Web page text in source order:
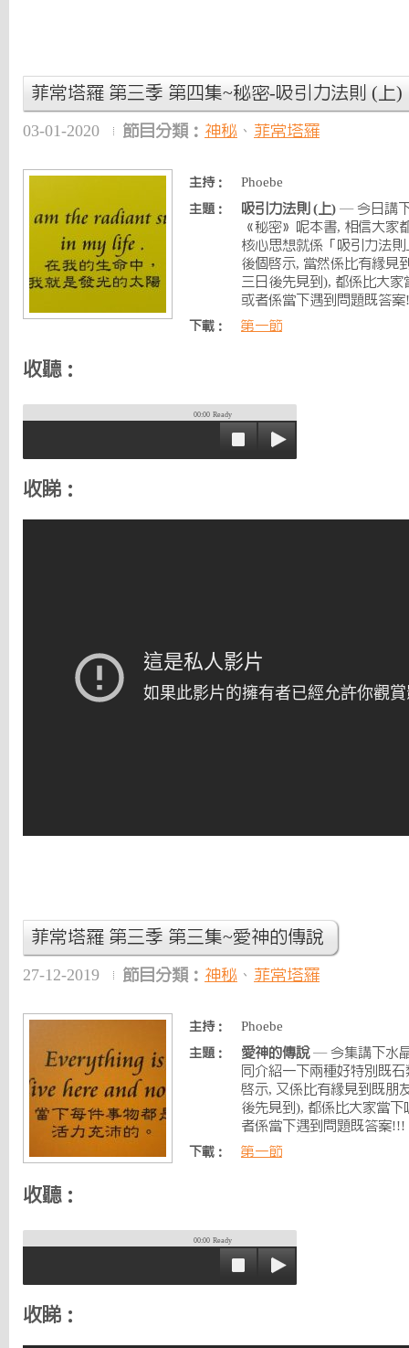
菲常塔羅 第三季 第四集~秘密-吸引力法則 (上)
03-01-2020 節目分類： 神秘 、 菲常塔羅
主持： Phoebe
主題： 吸引力法則 (上) — 今日講
《秘密》呢本書, 相信大家
核心思想就係「吸引力法
後個啟示, 當然係比有緣見
三日後先見到), 都係比大
或者係當下遇到問題既答
下載： 第一節
收聽：
00:00 Ready
收睇：
菲常塔羅 第三季 第三集~愛神的傳說
27-12-2019 節目分類： 神秘 、 菲常塔羅
主持： Phoebe
主題： 愛神的傳說— 今集講下水
同介紹一下兩種好特別既
啟示, 又係比有緣見到既朋
後先見到), 都係比大家當
者係當下遇到問題既答案!!!
下載： 第一節
收聽：
00:00 Ready
收睇：